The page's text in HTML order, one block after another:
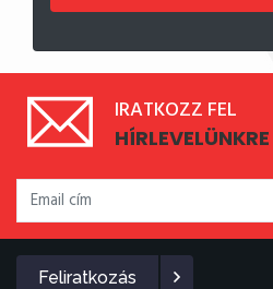
IRATKOZZ FEL
HÍRLEVELÜNKRE
Feliratkozás